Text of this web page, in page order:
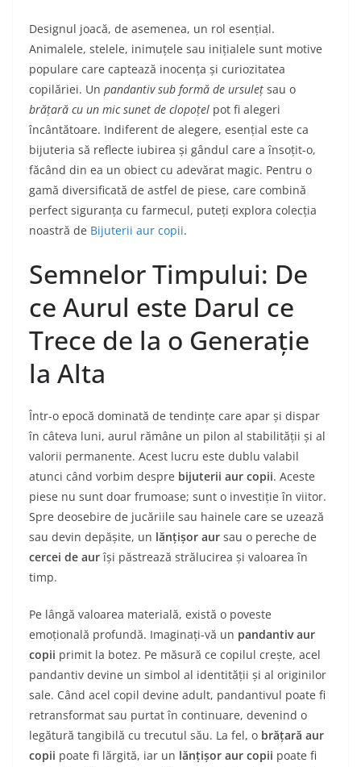
Designul joacă, de asemenea, un rol esențial.
Animalele, stelele, inimuțele sau inițialele sunt motive
populare care captează inocența și curiozitatea
copilăriei. Un pandantiv sub formă de ursuleț sau o
brățară cu un mic sunet de clopoțel pot fi alegeri
încântătoare. Indiferent de alegere, esențial este ca
bijuteria să reflecte iubirea și gândul care a însoțit-o,
făcând din ea un obiect cu adevărat magic. Pentru o
gamă diversificată de astfel de piese, care combină
perfect siguranța cu farmecul, puteți explora colecția
noastră de Bijuterii aur copii.
Semnelor Timpului: De
ce Aurul este Darul ce
Trece de la o Generație
la Alta
Într-o epocă dominată de tendințe care apar și dispar
în câteva luni, aurul rămâne un pilon al stabilității și al
valorii permanente. Acest lucru este dublu valabil
atunci când vorbim despre bijuterii aur copii. Aceste
piese nu sunt doar frumoase; sunt o investiție în viitor.
Spre deosebire de jucăriile sau hainele care se uzează
sau devin depășite, un lănțișor aur sau o pereche de
cercei de aurîși păstrează strălucirea și valoarea în
timp.
Pe lângă valoarea materială, există o poveste
emoțională profundă. Imaginați-vă un pandantiv aur
copii primit la botez. Pe măsură ce copilul crește, acel
pandantiv devine un simbol al identității și al originilor
sale. Când acel copil devine adult, pandantivul poate fi
retransformat sau purtat în continuare, devenind o
legătură tangibilă cu trecutul său. La fel, o brățară aur
copii poate fi lărgită, iar un lănțișor aur copii poate fi